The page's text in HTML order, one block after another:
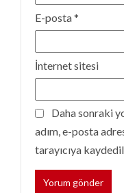
E-posta*
İnternet sitesi
Daha sonraki
adım, e-posta
tarayıcıya